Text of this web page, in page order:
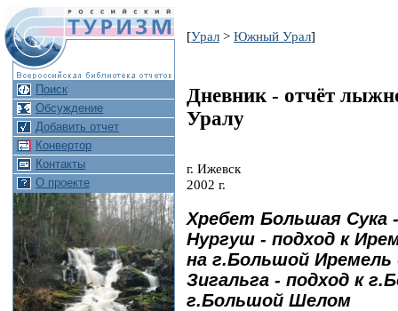
Поиск
Обсуждение
Добавить отчет
Конвертор
Контакты
О проекте
[Урал > Южный Урал]
Дневник - отчёт
Уралу
г. Ижевск
2002 г.
Хребет Большая Сука
Нургуш - подход к
на г.Большой
Зигальга - подход к
г.Большой Шелом